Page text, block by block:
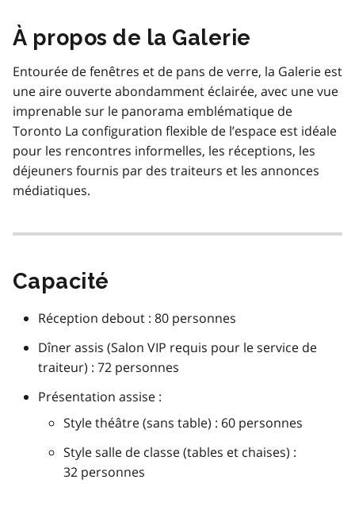
À propos de la Galerie
Entourée de fenêtres et de pans de verre, la Galerie est
une aire ouverte abondamment éclairée, avec une vue
imprenable sur le panorama emblématique de
Toronto La configuration flexible de l’espace est idéale
pour les rencontres informelles, les réceptions, les
déjeuners fournis par des traiteurs et les annonces
médiatiques.
Capacité
Réception debout : 80 personnes
Dîner assis (Salon VIP requis pour le service de
traiteur) : 72 personnes
Présentation assise :
Style théâtre (sans table) : 60 personnes
Style salle de classe (tables et chaises) :
32 personnes